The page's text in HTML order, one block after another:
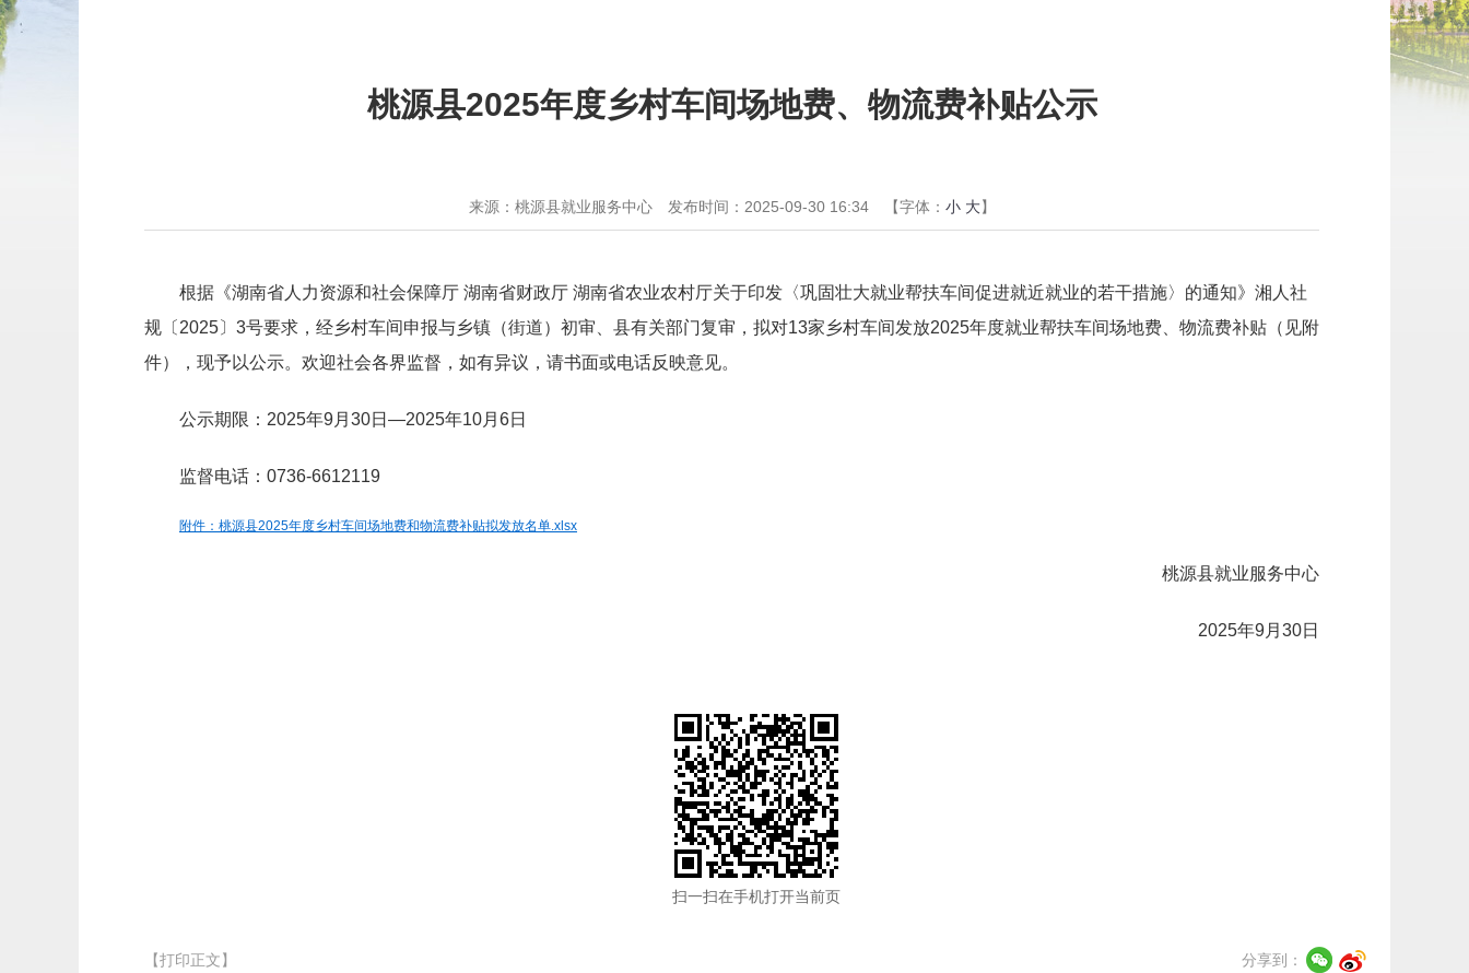
桃源县2025年度乡村车间场地费、物流费补贴公示
来源：桃源县就业服务中心 发布时间：2025-09-30 16:34 【字体： 小 大】
根据《湖南省人力资源和社会保障厅 湖南省财政厅 湖南省农业农村厅关于印发〈巩固壮大就业帮扶车间促进就近就业的若干措施〉的通知》湘人社
规〔2025〕3号要求，经乡村车间申报与乡镇（街道）初审、县有关部门复审，拟对13家乡村车间发放2025年度就业帮扶车间场地费、物流费补贴（见附
件），现予以公示。欢迎社会各界监督，如有异议，请书面或电话反映意见。
公示期限：2025年9月30日—2025年10月6日
监督电话：0736-6612119
附件：桃源县2025年度乡村车间场地费和物流费补贴拟发放名单.xlsx
桃源县就业服务中心
2025年9月30日
扫一扫在手机打开当前页
分享到：
【打印正文】